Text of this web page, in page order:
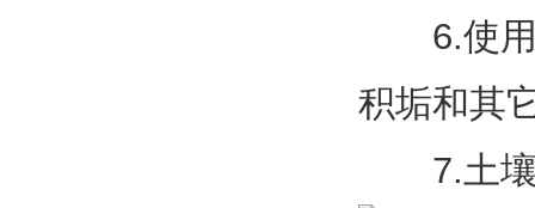
6.使用
积垢和其
7.土壤